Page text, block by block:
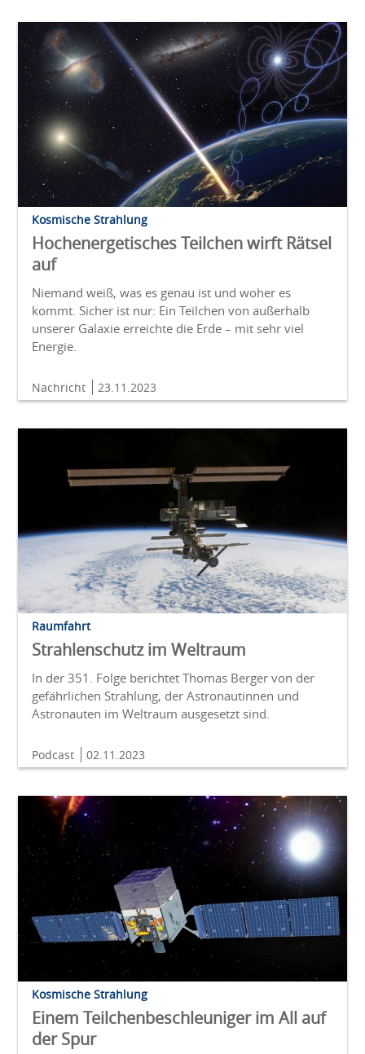
Kosmische Strahlung
Hochenergetisches Teilchen wirft Rätsel
auf
Niemand weiß, was es genau ist und woher es
kommt. Sicher ist nur: Ein Teilchen von außerhalb
unserer Galaxie erreichte die Erde – mit sehr viel
Energie.
Nachricht 23.11.2023
Raumfahrt
Strahlenschutz im Weltraum
In der 351. Folge berichtet Thomas Berger von der
gefährlichen Strahlung, der Astronautinnen und
Astronauten im Weltraum ausgesetzt sind.
Podcast 02.11.2023
Kosmische Strahlung
Einem Teilchenbeschleuniger im All auf
der Spur